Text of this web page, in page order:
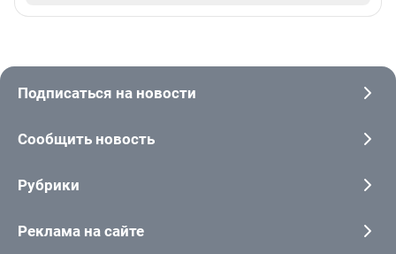
Подписаться на новости
Сообщить новость
Рубрики
Реклама на сайте